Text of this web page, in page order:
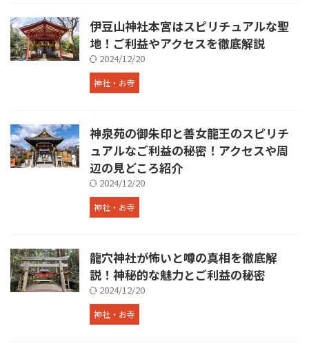
伊豆山神社本宮はスピリチュアルな聖
地！ご利益やアクセスを徹底解説
2024/12/20
神社・お寺
神泉苑の御朱印と善女龍王のスピリチ
ュアルなご利益の秘密！アクセスや周
辺の見どころ紹介
2024/12/20
神社・お寺
龍穴神社が怖いと噂の真相を徹底解
説！神秘的な魅力とご利益の秘密
2024/12/20
神社・お寺